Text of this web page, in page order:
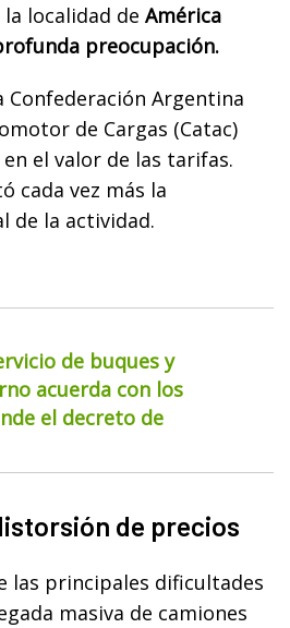
localidad de América
preocupación.
Confederación Argentina
de Cargas (Catac)
el valor de las tarifas.
cada vez más la
de la actividad.
de buques y
acuerda con los
el decreto de
de precios
las principales dificultades
masiva de camiones